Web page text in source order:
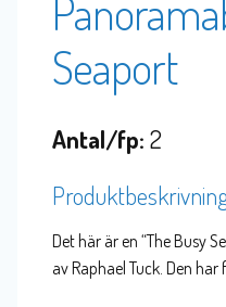
Seaport
Antal/fp: 2
Det här är en “The Busy
av Raphael Tuck. Den